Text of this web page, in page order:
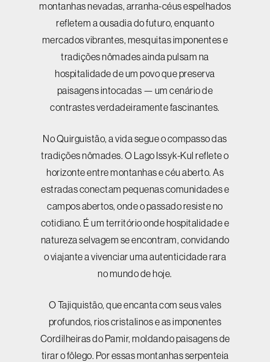
montanhas nevadas, arranha-céus espelhados
refletem a ousadia do futuro, enquanto
mercados vibrantes, mesquitas imponentes e
tradições nômades ainda pulsam na
hospitalidade de um povo que preserva
paisagens intocadas — um cenário de
contrastes verdadeiramente fascinantes.
No Quirguistão, a vida segue o compasso das
tradições nômades. O Lago Issyk-Kul reflete o
horizonte entre montanhas e céu aberto. As
estradas conectam pequenas comunidades e
campos abertos, onde o passado resiste no
cotidiano. É um território onde hospitalidade e
natureza selvagem se encontram, convidando
o viajante a vivenciar uma autenticidade rara
no mundo de hoje.
O Tajiquistão, que encanta com seus vales
profundos, rios cristalinos e as imponentes
Cordilheiras do Pamir, moldando paisagens de
tirar o fôlego. Por essas montanhas serpenteia